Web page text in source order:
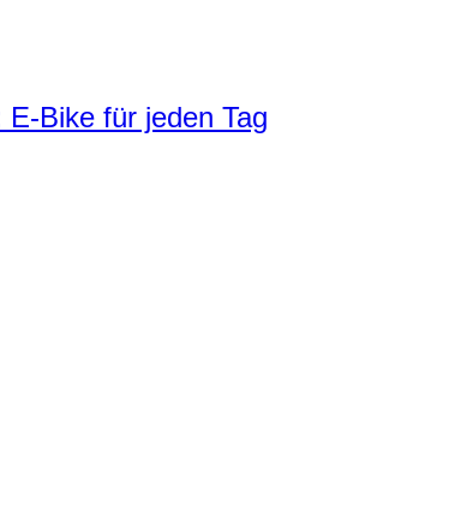
Bike für jeden Tag